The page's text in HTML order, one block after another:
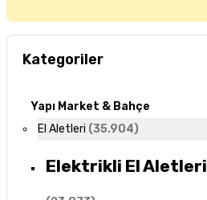
Kategoriler
Yapı Market & Bahçe
El Aletleri (35.904)
Elektrikli El Aletleri